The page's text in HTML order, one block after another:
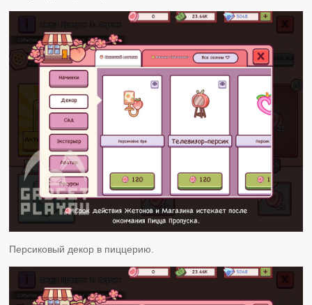
Персиковый декор в пиццерию.